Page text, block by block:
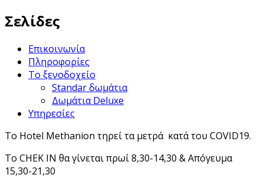
Σελίδες
Επικοινωνία
Πληροφορίες
Το ξενοδοχείο
Standar δωμάτια
Δωμάτια Deluxe
Υπηρεσίες
Το Hotel Methanion τηρεί τα μετρά κατά του COVID19.
Το CHEK IN θα γίνεται πρωί 8,30-14,30 & Απόγευμα
15,30-21,30